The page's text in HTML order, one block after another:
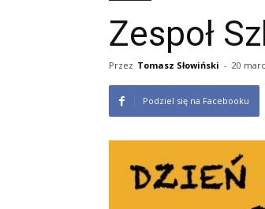
Zespoł
Przez Tomasz Słowiński - 20
Podziel się na Facebooku